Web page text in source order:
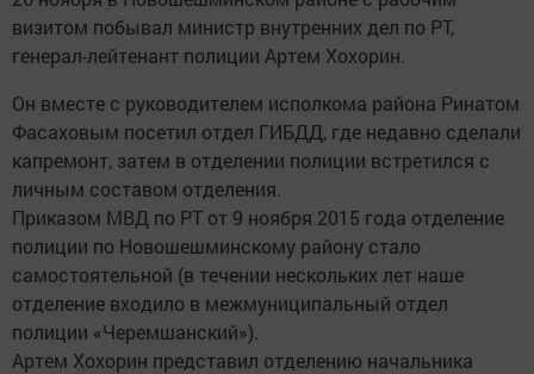
визитом побывал министр внутренних дел по РТ,
генерал-лейтенант полиции Артем Хохорин.
Он вместе с руководителем исполкома района Ринатом
Фасаховым посетил отдел ГИБДД, где недавно сделали
капремонт, затем в отделении полиции встретился с
личным составом отделения.
Приказом МВД по РТ от 9 ноября 2015 года отделение
полиции по Новошешминскому району стало
самостоятельной (в течении нескольких лет наше
отделение входило в межмуниципальный отдел
полиции «Черемшанский»).
Артем Хохорин представил отделению начальника